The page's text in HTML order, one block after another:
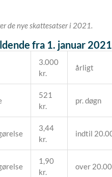
de nye skattesatser i 2021.
fra 1. januar 2021
3.000
kr.
årligt
521
kr.
pr. døgn
3,44
kr.
indtil
1,90
kr.
over